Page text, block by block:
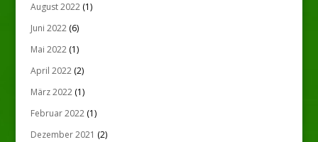
August 2022(1)
Juni 2022(6)
Mai 2022(1)
April 2022(2)
März 2022(1)
Februar 2022(1)
Dezember 2021 (2)